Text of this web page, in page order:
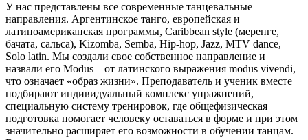
У нас представлены все современные танцевальные
направления. Аргентинское танго, европейская и
латиноамериканская программы, Caribbean style (меренге,
бачата, сальса), Kizomba, Semba, Hip-hop, Jazz, MTV dance,
Solo latin. Мы создали свое собственное направление и
назвали его Modus – от латинского выражения modus vivendi,
что означает «образ жизни». Преподаватель и ученик вместе
подбирают индивидуальный комплекс упражнений,
специальную систему тренировок, где общефизическая
подготовка помогает человеку оставаться в форме и при этом
значительно расширяет его возможности в обучении танцам.